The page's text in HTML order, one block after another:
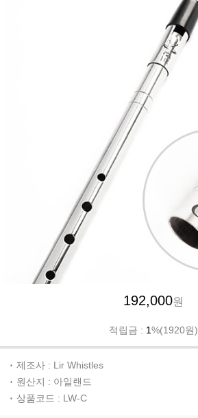
192,000원
적립금 : 1%(1920원)
제조사 : Lir Whistles
원산지 : 아일랜드
상품코드 : LW-C